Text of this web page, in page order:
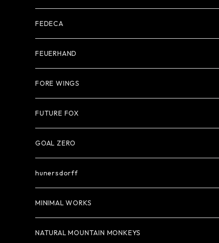
FEDECA
FEUERHAND
FORE WINGS
FUTURE FOX
GOAL ZERO
hunersdorff
MINIMAL WORKS
NATURAL MOUNTAIN MONKEYS